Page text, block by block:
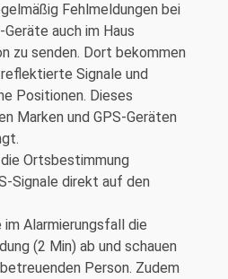
Fehlmeldungen bei
auch im Haus
zu senden. Dort bekommen
Signale und
Positionen. Dieses
Marken und GPS-Geräten
Ortsbestimmung
Signale direkt auf den
Alarmierungsfall die
(2 Min) ab und schauen
Person. Zudem